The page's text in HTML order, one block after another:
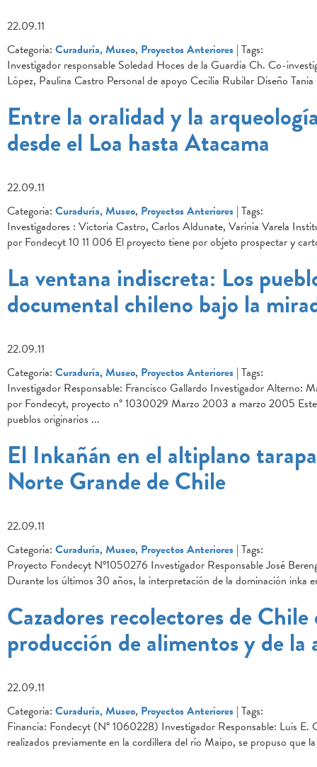
22.09.11
Categoria: Curaduría, Museo, Proyectos Anteriores | Tags:
Investigador responsable Soledad Hoces de la Guardia Ch. Co-
López, Paulina Castro Personal de apoyo Cecilia Rubilar Diseño
Entre la oralidad y la
desde el Loa hasta Atacama
22.09.11
Categoria: Curaduría, Museo, Proyectos Anteriores | Tags:
Investigadores : Victoria Castro, Carlos Aldunate, Varinia Varela
por Fondecyt 10 11 006 El proyecto tiene por objeto prospectar y
La ventana indiscreta: Los
documental chileno bajo la
22.09.11
Categoria: Curaduría, Museo, Proyectos Anteriores | Tags:
Investigador Responsable: Francisco Gallardo Investigador Alterno:
por Fondecyt, proyecto n° 1030029 Marzo 2003 a marzo 2005
pueblos originarios ...
El Inkañán en el altiplano
Norte Grande de Chile
22.09.11
Categoria: Curaduría, Museo, Proyectos Anteriores | Tags:
Proyecto Fondecyt Nº1050276 Investigador Responsable José
Durante los últimos 30 años, la interpretación de la dominación inka
Cazadores recolectores de
producción de alimentos y de la
22.09.11
Categoria: Curaduría, Museo, Proyectos Anteriores | Tags:
Financia: Fondecyt (N° 1060228) Investigador Responsable: Luis
realizados previamente en la cordillera del río Maipo, se propuso que